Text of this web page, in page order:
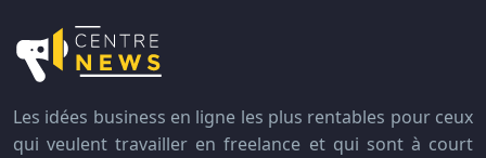
Les idées business en ligne les plus rentables pour ceux
qui veulent travailler en freelance et qui sont à court